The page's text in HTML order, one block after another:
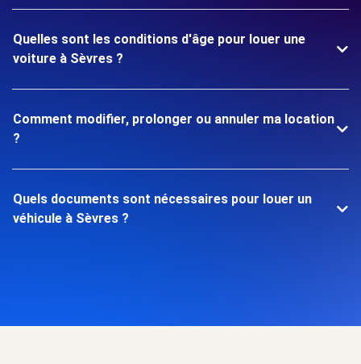
Quelles sont les conditions d'âge pour louer une
voiture à Sèvres ?
Comment modifier, prolonger ou annuler ma location
?
Quels documents sont nécessaires pour louer un
véhicule à Sèvres ?